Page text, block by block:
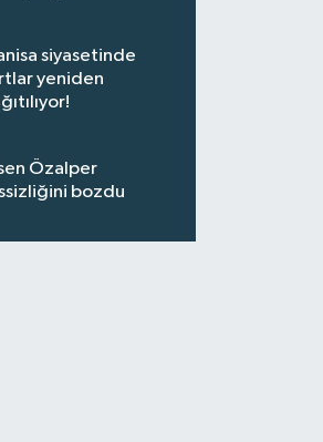
siyasetinde
yeniden
Özalper
bozdu